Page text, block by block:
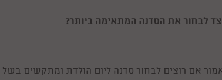
לבחור את הסדנה המתאימה ביותר?
אם רוצים לבחור סדנה ליום הולדת ומתקשים